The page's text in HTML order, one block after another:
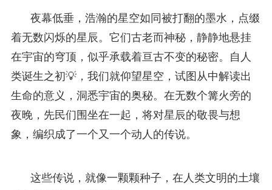
夜幕低垂，浩瀚的星空如同被打翻的墨水，点缀
着无数闪烁的星辰。它们古老而神秘，静静地悬挂
在宇宙的穹顶，似乎承载着亘古不变的秘密。自人
类诞生之初💡，我们就仰望星空，试图从中解读出
生命的意义，洞悉宇宙的奥秘。在无数个篝火旁的
夜晚，先民们围坐在一起，将对星辰的敬畏与想
象，编织成了一个又一个动人的传说。
这些传说，就像一颗颗种子，在人类文明的土壤